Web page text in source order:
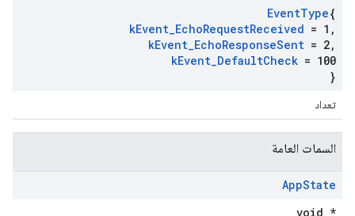
EventType{
kEvent_EchoRequestReceived = 1 ,
kEvent_EchoResponseSent = 2,
kEvent_DefaultCheck = 100
}
تعداد
السمات العامة
AppState
void *